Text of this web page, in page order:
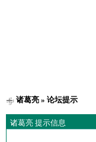
诸葛亮» 论坛提示
诸葛亮 提示信息